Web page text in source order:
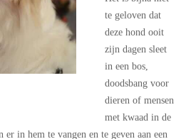
te geloven dat
deze hond ooit
zijn dagen sleet
in een bos,
doodsbang voor
dieren of mensen
met kwaad in de
in hem te vangen en te geven aan een